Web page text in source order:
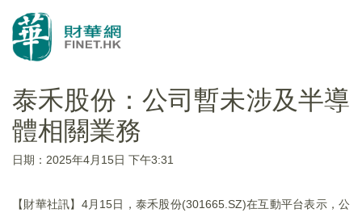
泰禾股份：公司暫未涉及半導
體相關業務
日期：2025年4月15日 下午3:31
【財華社訊】4月15日，泰禾股份(301665.SZ)在互動平台表示，公